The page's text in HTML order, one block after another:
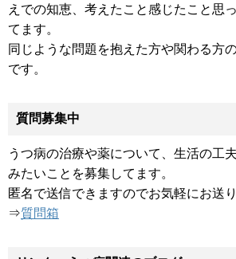
えでの知恵、考えたこと感じたこと思
てます。
同じような問題を抱えた方や関わる方
です。
質問募集中
うつ病の治療や薬について、生活の工
みたいことを募集してます。
匿名で送信できますのでお気軽にお送
⇒質問箱